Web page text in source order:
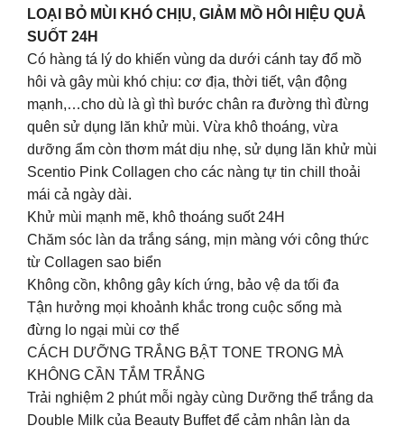
LOẠI BỎ MÙI KHÓ CHỊU, GIẢM MỒ HÔI HIỆU QUẢ
SUỐT 24H
Có hàng tá lý do khiến vùng da dưới cánh tay đổ mồ
hôi và gây mùi khó chịu: cơ địa, thời tiết, vận động
mạnh,…cho dù là gì thì bước chân ra đường thì đừng
quên sử dụng lăn khử mùi. Vừa khô thoáng, vừa
dưỡng ẩm còn thơm mát dịu nhẹ, sử dụng lăn khử mùi
Scentio Pink Collagen cho các nàng tự tin chill thoải
mái cả ngày dài.
Khử mùi mạnh mẽ, khô thoáng suốt 24H
Chăm sóc làn da trắng sáng, mịn màng với công thức
từ Collagen sao biển
Không cồn, không gây kích ứng, bảo vệ da tối đa
Tận hưởng mọi khoảnh khắc trong cuộc sống mà
đừng lo ngại mùi cơ thể
CÁCH DƯỠNG TRẮNG BẬT TONE TRONG MÀ
KHÔNG CẦN TẮM TRẮNG
Trải nghiệm 2 phút mỗi ngày cùng Dưỡng thể trắng da
Double Milk của Beauty Buffet để cảm nhận làn da